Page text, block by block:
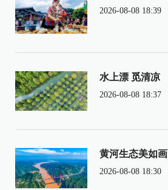
2026-08-08 18:39
水上漂 觅清凉
2026-08-08 18:37
黄河生态美如画
2026-08-08 18:30